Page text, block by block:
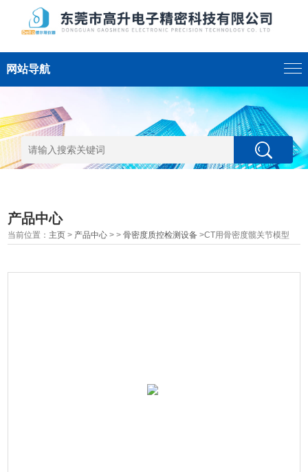
网站导航
产品中心
当前位置： 主页 > 产品中心 > >骨密度质控检测设备 >CT用骨密度髋关节模型